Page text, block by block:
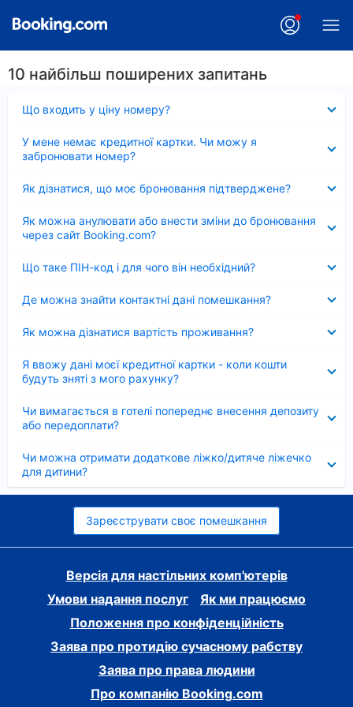
10 найбільш поширених запитань
Що входить у ціну номеру?
У мене немає кредитної картки. Чи можу я
забронювати номер?
Як дізнатися, що моє бронювання підтверджене?
Як можна анулювати або внести зміни до бронювання
через сайт Booking.com?
Що таке ПІН-код і для чого він необхідний?
Де можна знайти контактні дані помешкання?
Як можна дізнатися вартість проживання?
Я ввожу дані моєї кредитної картки - коли кошти
будуть зняті з мого рахунку?
Чи вимагається в готелі попереднє внесення депозиту
або передоплати?
Чи можна отримати додаткове ліжко/дитяче ліжечко
для дитини?
Зареєструвати своє помешкання
Версія для настільних комп'ютерів
Умови надання послуг
Як ми працюємо
Положення про конфіденційність
Заява про протидію сучасному рабству
Заява про права людини
Про компанію Booking.com